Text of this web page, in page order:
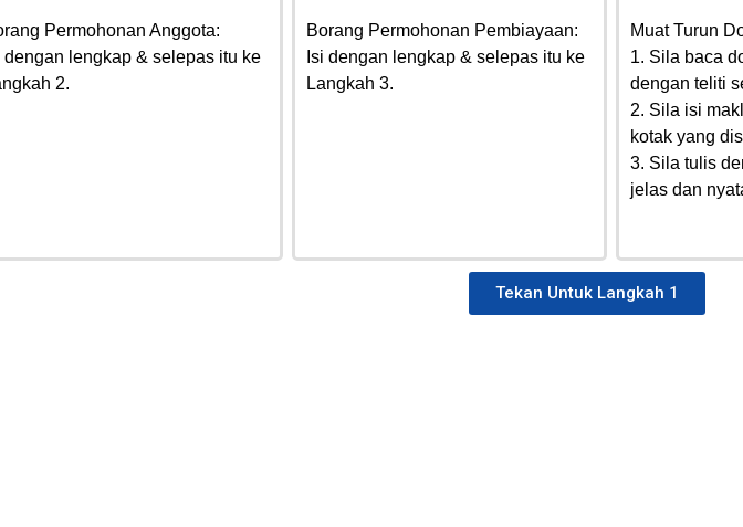
Permohonan Anggota:
dengan lengkap & selepas itu ke
2.
Borang Permohonan Pembiayaan:
Isi dengan lengkap & selepas itu ke
Langkah 3.
Muat Turun
1. Sila baca
dengan teliti
2. Sila isi
kotak yang
3. Sila tulis
jelas dan
Tekan Untuk Langkah 1